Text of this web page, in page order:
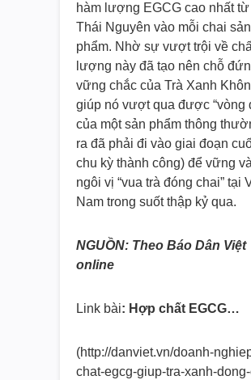
hàm lượng EGCG cao nhất từ
Thái Nguyên vào mỗi chai sản
phẩm. Nhờ sự vượt trội về
lượng này đã tạo nên chỗ
vững chắc của Trà Xanh
giúp nó vượt qua được “vòng
của một sản phẩm thông
ra đã phải đi vào giai đoạn
chu kỳ thành công) để vững
ngôi vị “vua trà đóng chai” tại
Nam trong suốt thập kỷ qua.
NGUỒN: Theo Báo Dân Việt
online
Link bài: Hợp chất EGCG…
(http://danviet.vn/doanh-
chat-egcg-giup-tra-xanh-